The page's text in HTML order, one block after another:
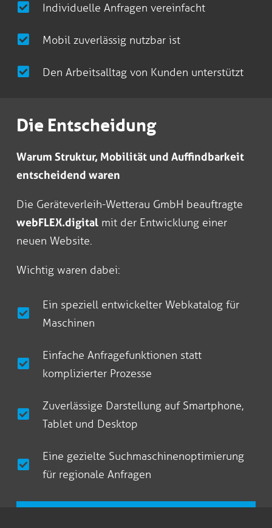
Individuelle Anfragen vereinfacht
Mobil zuverlässig nutzbar ist
Den Arbeitsalltag von Kunden unterstützt
Die Entscheidung
Warum Struktur, Mobilität und Auffindbarkeit
entscheidend waren
Die Geräteverleih-Wetterau GmbH beauftragte
webFLEX.digital mit der Entwicklung einer
neuen Website.
Wichtig waren dabei:
Ein speziell entwickelter Webkatalog für
Maschinen
Einfache Anfragefunktionen statt
komplizierter Prozesse
Zuverlässige Darstellung auf Smartphone,
Tablet und Desktop
Eine gezielte Suchmaschinenoptimierung
für regionale Anfragen